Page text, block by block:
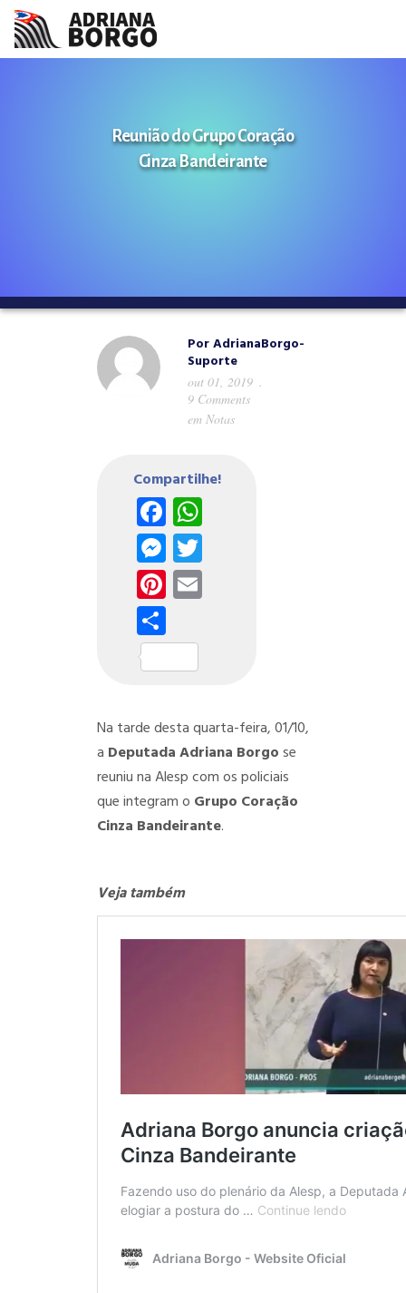
CONHEÇA A ADRIANA
Reunião do Grupo Coração
Cinza Bandeirante
PorAdrianaBorgo-
Suporte
out 01, 2019
9 Comments
em Notas
Compartilhe!
Facebook
WhatsApp
Messenger
Twitter
Pinterest
Email
Share
Na tarde desta quarta-feira, 01/10,
a Deputada Adriana Borgose
reuniu na Alesp com os policiais
que integram o Grupo Coração
Cinza Bandeirante.
Veja também